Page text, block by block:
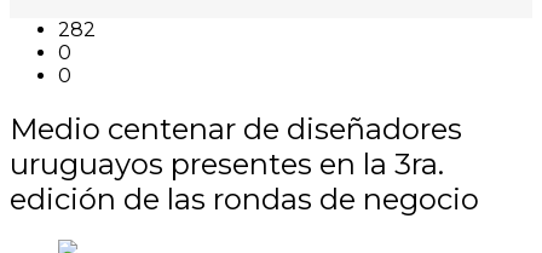
282
0
0
Medio centenar de diseñadores
uruguayos presentes en la 3ra.
edición de las rondas de negocio